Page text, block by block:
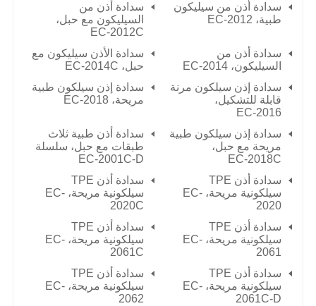
سدادة أذن من سيليكون
طبية، EC-2012
سدادة أذن من
السيليكون مع حبل،
EC-2012C
سدادة أذن من
السيليكون، EC-2014
سدادة الأذن سيليكون مع
حبل، EC-2014C
سدادة إذن سيلكون مرنة
قابلة للتشكيل،
EC-2016
سدادة إذن سيلكون طبية
مريحة، EC-2018
سدادة إذن سيلكون طبية
مريحة مع حبل،
EC-2018C
سدادة أذن طبية ثلاث
طبقات مع حبل، سلسلة
EC-2001C-D
سدادة أذن TPE
سيلكونية مريحة، EC-
2020
سدادة أذن TPE
سيلكونية مريحة، EC-
2020C
سدادة أذن TPE
سيلكونية مريحة، EC-
2061
سدادة أذن TPE
سيلكونية مريحة، EC-
2061C
سدادة أذن TPE
سيلكونية مريحة، EC-
2061C-D
سدادة أذن TPE
سيلكونية مريحة، EC-
2062